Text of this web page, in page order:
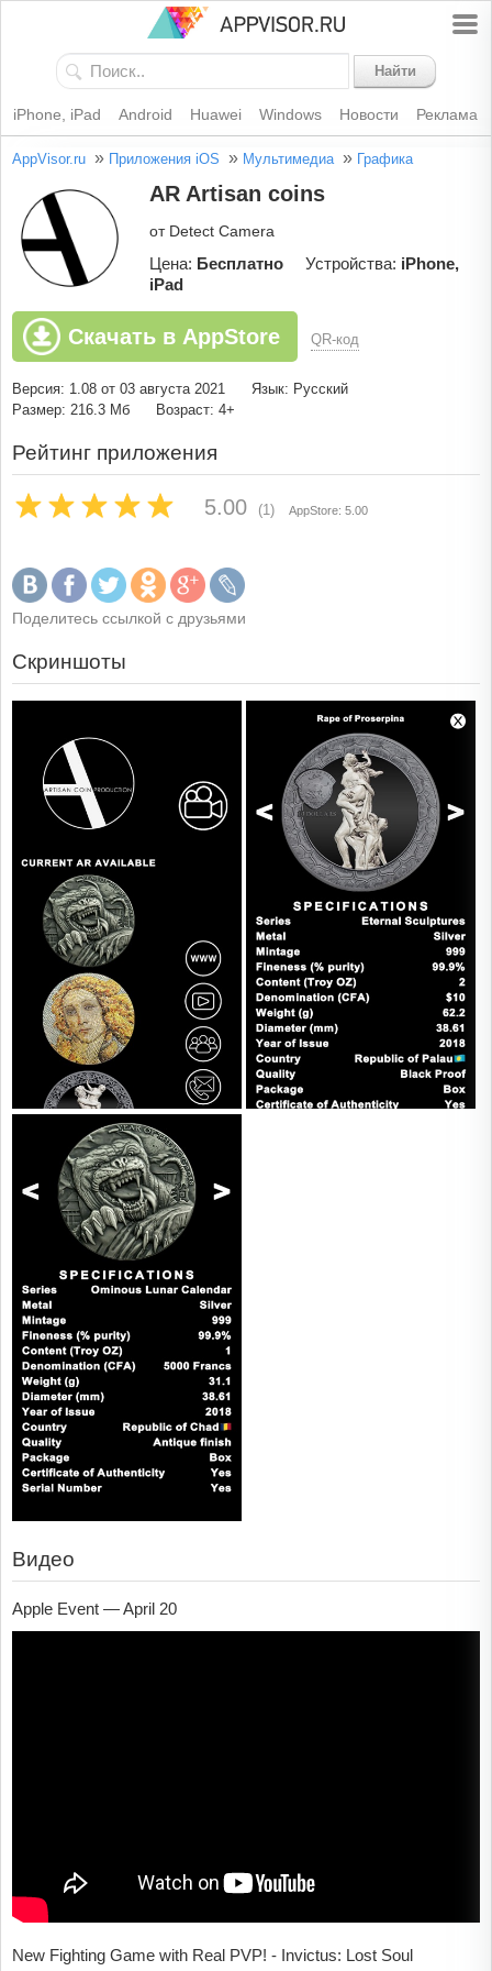
Найти
iPhone, iPad Android Huawei Windows Новости Реклама
AppVisor.ru » Приложения iOS » Мультимедиа » Графика
AR Artisan coins
от Detect Camera
Цена: Бесплатно Устройства: iPhone,
iPad
Скачать в AppStore QR-код
Версия: 1.08 от 03 августа 2021
Язык: Русский
Размер: 216.3 Мб
Возраст: 4+
Рейтинг приложения
5.00 (1) AppStore: 5.00
Поделитесь ссылкой с друзьями
Скриншоты
Видео
Apple Event — April 20
New Fighting Game with Real PVP! - Invictus: Lost Soul